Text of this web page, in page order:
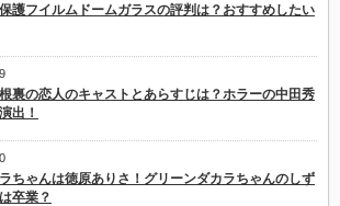
護フイルムドームガラスの評判は？おすすめしたい
裏の恋人のキャストとあらすじは？ホラーの中田秀
出！
ちゃんは徳原ありさ！グリーンダカラちゃんのしず
卒業？